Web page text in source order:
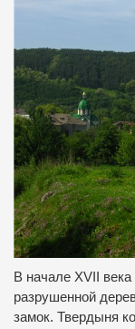
В начале XVII
разрушенной
замок. Твердыня